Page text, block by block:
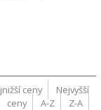
ceny
Nejvyšší
ceny
A-Z Z-A